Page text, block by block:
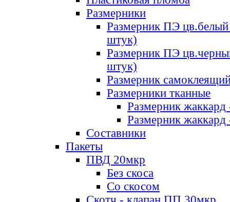
Размерники
Размерник ПЭ цв.белый
штук)
Размерник ПЭ
штук)
Размерник
Размерники тканные
Размерник
Размерник
Составники
Пакеты
ПВД 20мкр
Без скоса
Со скосом